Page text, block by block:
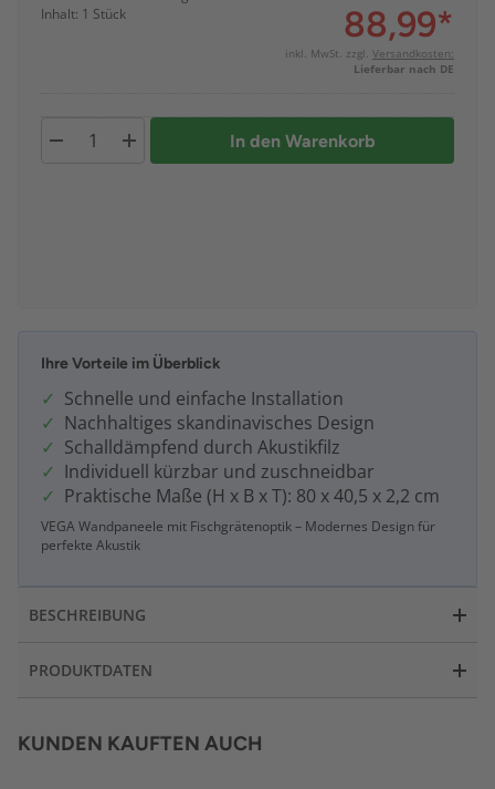
Inhalt: 1 Stück
88,99*
inkl. MwSt. zzgl. Versandkosten:
Lieferbar nach DE
In den Warenkorb
Ihre Vorteile im Überblick
Schnelle und einfache Installation
Nachhaltiges skandinavisches Design
Schalldämpfend durch Akustikfilz
Individuell kürzbar und zuschneidbar
Praktische Maße (H x B x T): 80 x 40,5 x 2,2 cm
VEGA Wandpaneele mit Fischgrätenoptik – Modernes Design für
perfekte Akustik
BESCHREIBUNG
PRODUKTDATEN
KUNDEN KAUFTEN AUCH